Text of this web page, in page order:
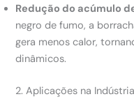
Redução do acúmulo
negro de fumo, a
gera menos calor,
dinâmicos.
2. Aplicações na